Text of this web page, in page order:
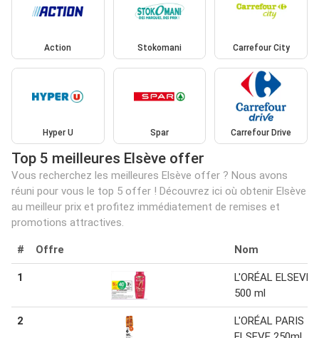
Action Stokomani Carrefour City
Hyper U Spar Carrefour Drive
Top 5 meilleures Elsève offer
Vous recherchez les meilleures Elsève offer ? Nous avons
réuni pour vous le top 5 offer ! Découvrez ici où obtenir Elsève
au meilleur prix et profitez immédiatement de remises et
promotions attractives.
# Offre Nom
1
L'ORÉAL ELSEVE
500 ml
2
L'ORÉAL PARIS